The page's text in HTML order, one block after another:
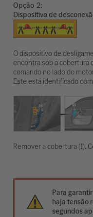
Opção
Dispositivo de
O dispositivo de
encontra sob a cobertura
comando no lado do
Este está identificado
Remover a cobertura (1).
Para
haja tensão
segundos